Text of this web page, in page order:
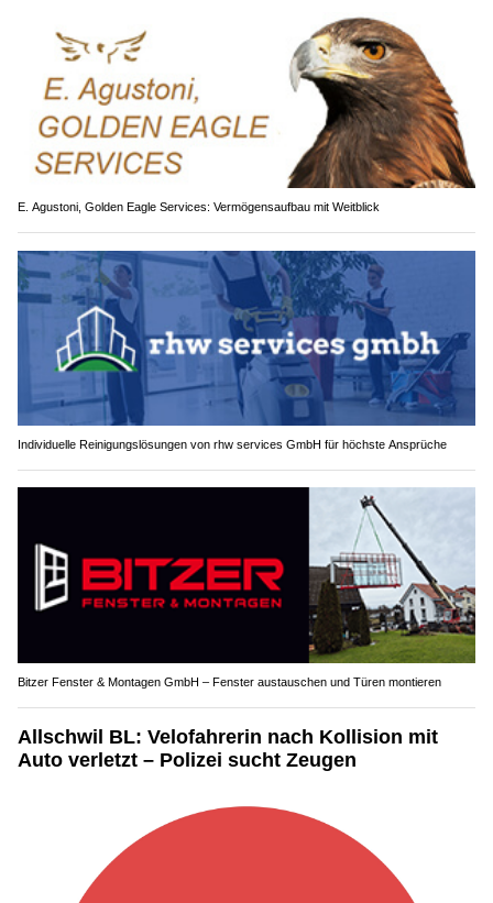
E. Agustoni, Golden Eagle Services: Vermögensaufbau mit Weitblick
Individuelle Reinigungslösungen von rhw services GmbH für höchste Ansprüche
Bitzer Fenster & Montagen GmbH – Fenster austauschen und Türen montieren
Allschwil BL: Velofahrerin nach Kollision mit
Auto verletzt – Polizei sucht Zeugen